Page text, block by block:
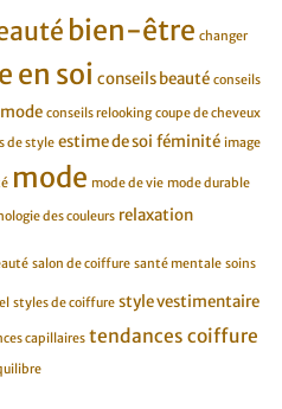
bien-être changer
en soi conseils beauté conseils
conseils relooking coupe de cheveux
de style estime de soi féminité image
mode mode de vie mode durable
des couleurs relaxation
salon de coiffure santé mentale soins
styles de coiffure style vestimentaire
capillaires tendances coiffure